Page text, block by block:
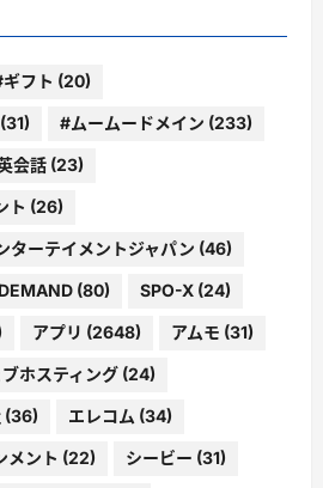
フト (20)
(31) #ムームードメイン (233)
会話 (23)
ト (26)
ターテイメントジャパン (46)
(80) SPO-X (24)
アプリ (2648) アムモ (31)
ホスティング (24)
(36) エレコム (34)
メント (22) シービー (31)